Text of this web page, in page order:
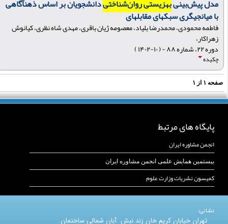
مدل پیش‌بینیبهزیستی روان‌شناختیدانشجویان بر اساس ذهنآگاهی
با میانجیگری سبکهای مقابلهای
فاطمه محمودی، محمدرضا بلیاد، معصومه ژیان باقری، مهدی شاه نظری، کیانوش
زهراکار،
دوره ۲۲، شماره ۸۸ - ( ۱۰-۱۴۰۲ )
چکیده
۱از ۱
پایگاه های مرتبط
انجمن مشاوره ایران
بیستمین همایش علمی انجمن مشاوره ایران
کمیسون نشریات وزارت علوم
نشانی:
تهران خیابان کریم خان زند نبش آبان شمالی ساختمان